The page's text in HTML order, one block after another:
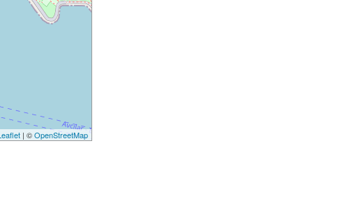
| ©OpenStreetMap